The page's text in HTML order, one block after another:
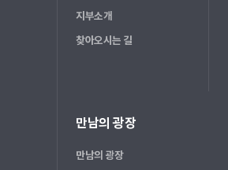
지부소개
찾아오시는 길
만남의 광장
만남의 광장